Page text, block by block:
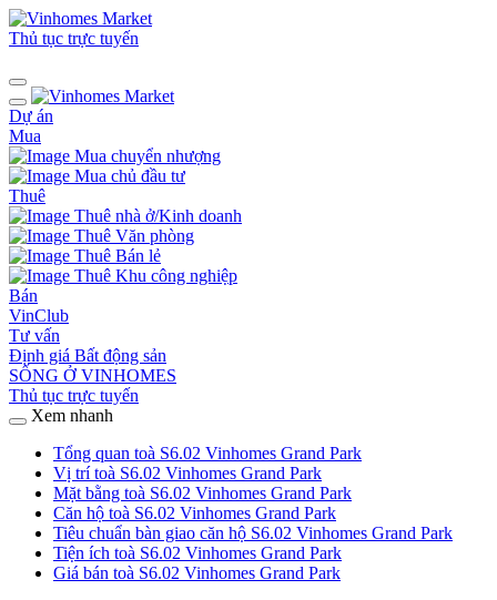
Thủ tục trực tuyến
Dự án
Mua
Mua chuyển nhượng
Mua chủ đầu tư
Thuê
Thuê nhà ở/Kinh doanh
Thuê Văn phòng
Thuê Bán lẻ
Thuê Khu công nghiệp
Bán
VinClub
Tư vấn
Định giá Bất động sản
SỐNG Ở VINHOMES
Thủ tục trực tuyến
Xem nhanh
Tổng quan toà S6.02 Vinhomes Grand Park
Vị trí toà S6.02 Vinhomes Grand Park
Mặt bằng toà S6.02 Vinhomes Grand Park
Căn hộ toà S6.02 Vinhomes Grand Park
Tiêu chuẩn bàn giao căn hộ S6.02 Vinhomes Grand Park
Tiện ích toà S6.02 Vinhomes Grand Park
Giá bán toà S6.02 Vinhomes Grand Park